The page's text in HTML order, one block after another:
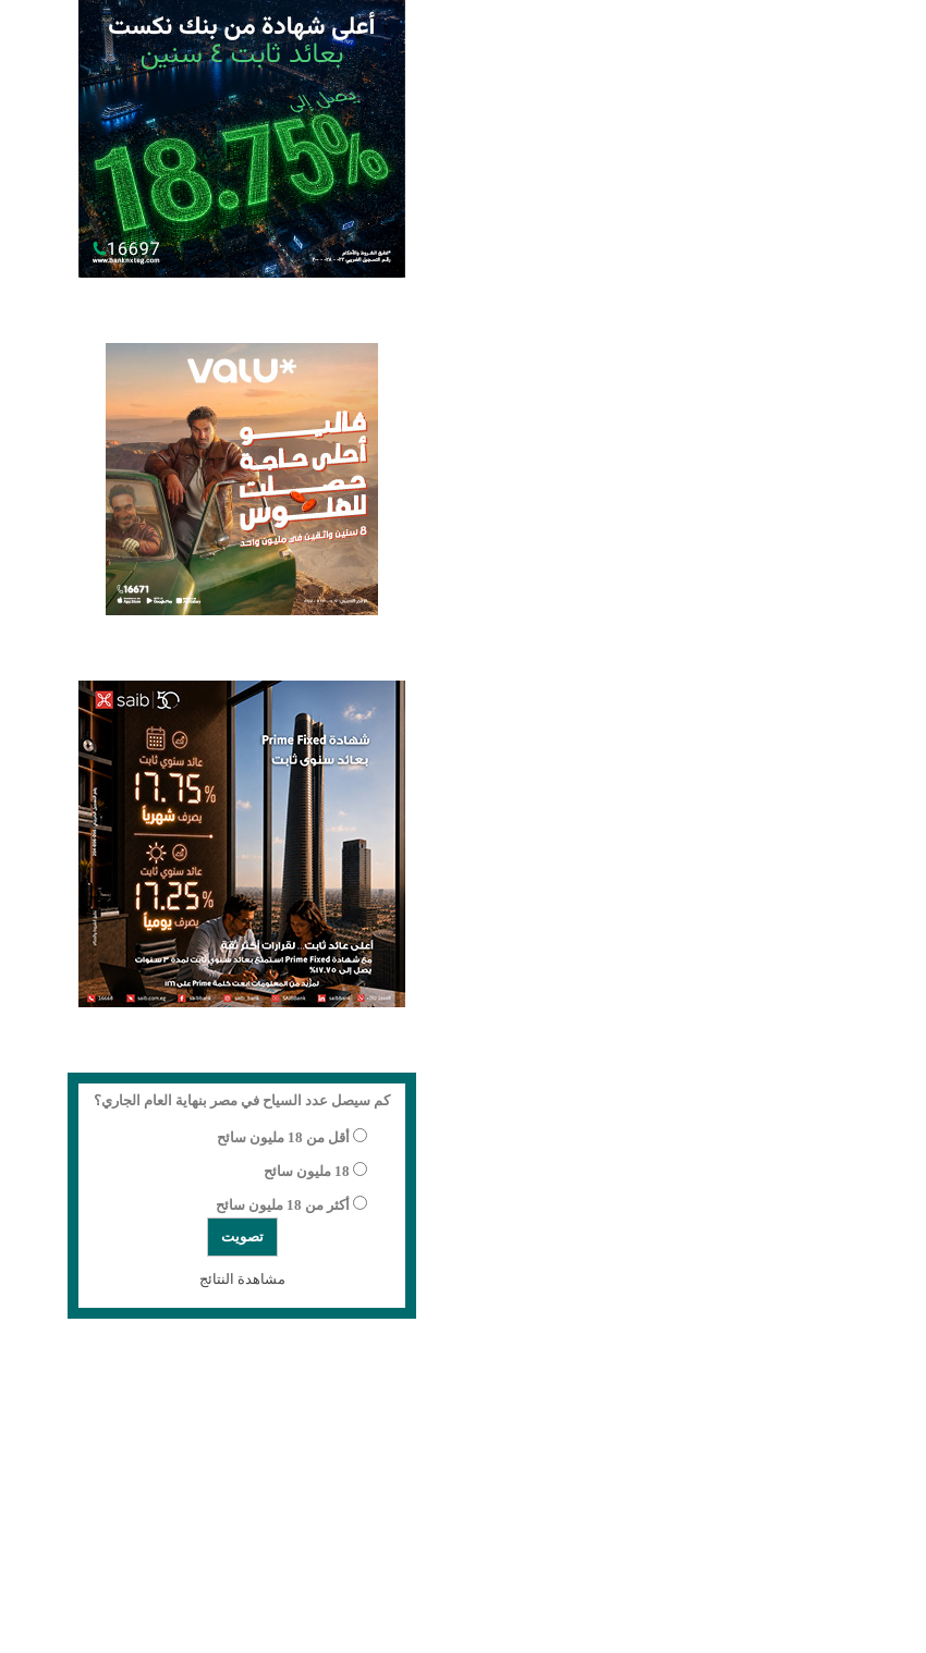
كم سيصل عدد السياح في مصر بنهاية العام الجاري؟
أقل من 18 مليون سائح
18 مليون سائح
أكثر من 18 مليون سائح
مشاهدة النتائج